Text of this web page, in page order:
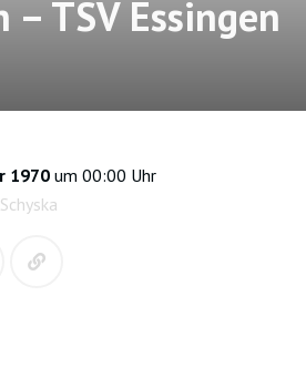
TSV Essingen
1970 um 00:00 Uhr